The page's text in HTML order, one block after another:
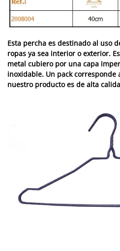
Esta percha es destinado al uso
ropas ya sea interior o exterior.
metal cubiero por una capa
inoxidable. Un pack corresponde
nuestro producto es de alta